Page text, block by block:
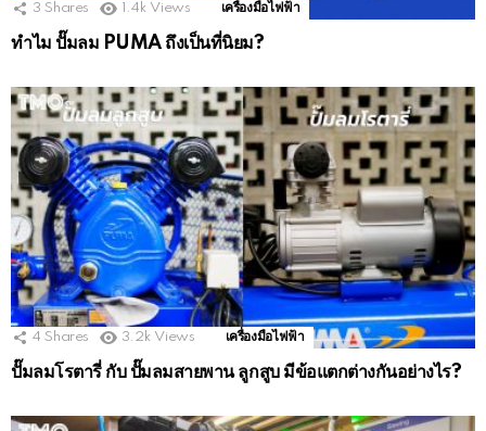
3 Shares 1.4k Views เครื่องมือไฟฟ้า
ทำไม ปั๊มลม PUMA ถึงเป็นที่นิยม?
4 Shares 3.2k Views เครื่องมือไฟฟ้า
ปั๊มลมโรตารี่ กับ ปั๊มลมสายพาน ลูกสูบ มีข้อแตกต่างกันอย่างไร?